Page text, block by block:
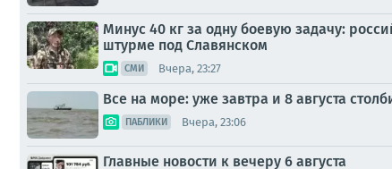
Минус 40 кг за одну боевую задачу:
штурме под Славянском
СМИ Вчера, 23:27
Все на море: уже завтра и 8 августа
ПАБЛИКИ Вчера, 23:06
Главные новости к вечеру 6 августа